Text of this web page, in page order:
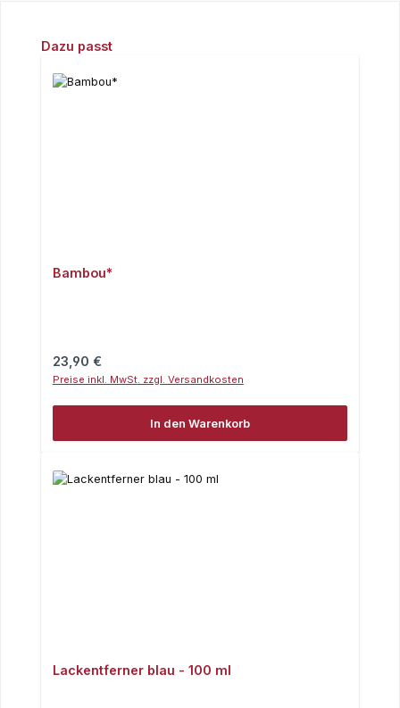
Produktgalerie überspringen
Dazu passt
Bambou*
Regulärer Preis:
23,90 €
Preise inkl. MwSt. zzgl. Versandkosten
In den Warenkorb
Lackentferner blau - 100 ml